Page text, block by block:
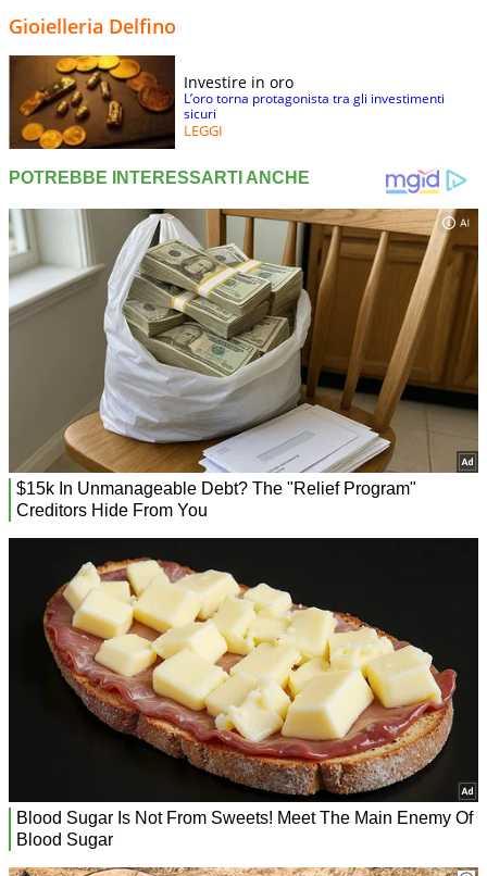
Gioielleria Delfino
Investire in oro
L’oro torna protagonista tra gli investimenti
sicuri
LEGGI